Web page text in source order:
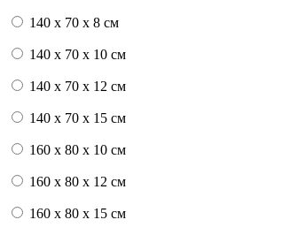
140 x 70 x 8 см
140 x 70 x 10 см
140 x 70 x 12 см
140 x 70 x 15 см
160 x 80 x 10 см
160 x 80 x 12 см
160 x 80 x 15 см